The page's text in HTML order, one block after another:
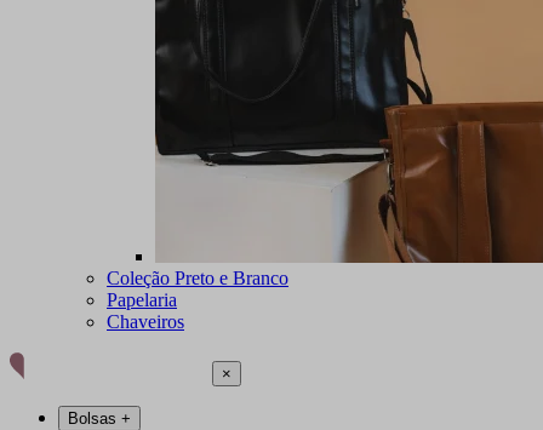
Coleção Preto e Branco
Papelaria
Chaveiros
×
Bolsas +